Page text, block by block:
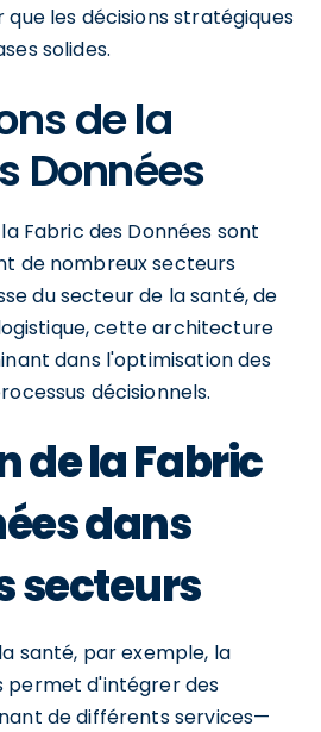
les décisions stratégiques
solides.
de la
Données
Fabric des Données sont
de nombreux secteurs
du secteur de la santé, de
cette architecture
dans l'optimisation des
décisionnels.
de la Fabric
dans
secteurs
santé, par exemple, la
permet d'intégrer des
de différents services—